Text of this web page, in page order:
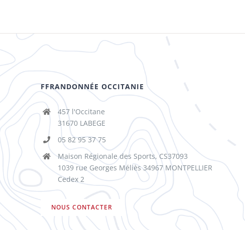
FFRANDONNÉE OCCITANIE
457 l'Occitane
31670 LABEGE
05 82 95 37 75
Maison Régionale des Sports, CS37093
1039 rue Georges Méliès 34967 MONTPELLIER
Cedex 2
NOUS CONTACTER